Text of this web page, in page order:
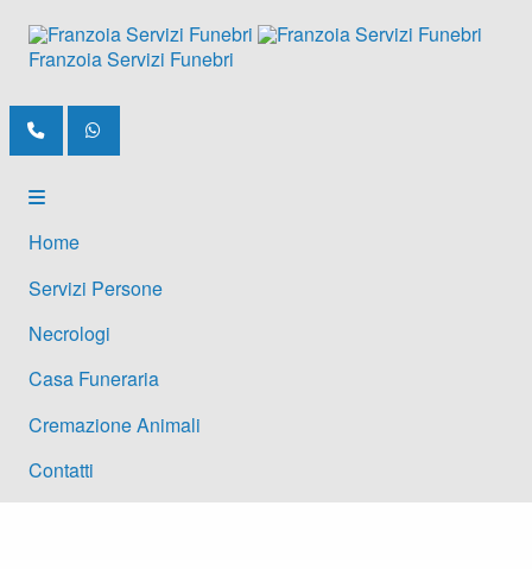
FranzoiaServizi Funebri
Home
Servizi Persone
Necrologi
Casa Funeraria
CremazioneAnimali
Contatti